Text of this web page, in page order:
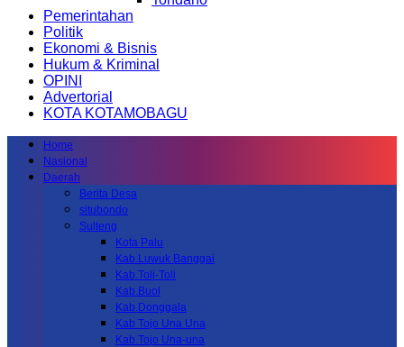
Pemerintahan
Politik
Ekonomi & Bisnis
Hukum & Kriminal
OPINI
Advertorial
KOTA KOTAMOBAGU
Home
Nasional
Daerah
Berita Desa
situbondo
Sulteng
Kota Palu
Kab.Luwuk Banggai
Kab.Toli-Toli
Kab.Buol
Kab.Donggala
Kab Tojo Una Una
Kab.Tojo Una-una